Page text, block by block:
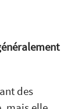
des